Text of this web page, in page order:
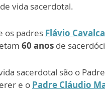
vida sacerdotal.
os padres Flávio Cavalca
60 anos de
sacerdotal são o
e o Padre Cláudio